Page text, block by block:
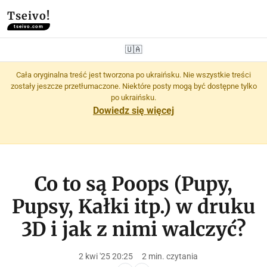
Tseivo!
tseivo.com
🇺🇦
Cała oryginalna treść jest tworzona po ukraińsku. Nie wszystkie treści
zostały jeszcze przetłumaczone. Niektóre posty mogą być dostępne tylko
po ukraińsku.
Dowiedz się więcej
Co to są Poops (Pupy,
Pupsy, Kałki itp.) w druku
3D i jak z nimi walczyć?
2 kwi '25 20:25 2 min. czytania